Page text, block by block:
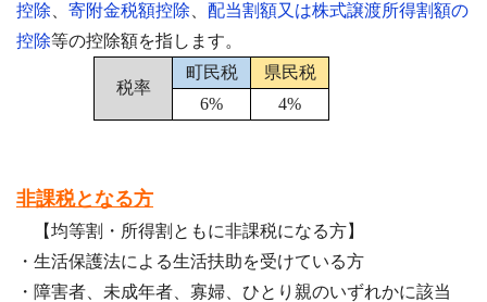
控除
寄附金税額控除
配当割額又は株式譲渡所得割額の
控除等の控除額を指します。
税率
町民税
県民税
6%
4%
非課税となる方
【均等割・所得割ともに非課税になる方】
・生活保護法による生活扶助を受けている方
・障害者、未成年者、寡婦、ひとり親のいずれかに該当